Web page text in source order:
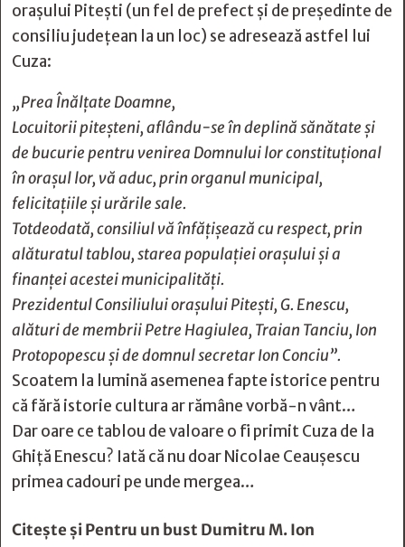
orașului Pitești (un fel de prefect și de președinte de
consiliu județean la un loc) se adresează astfel lui
Cuza:
„Prea Înălţate Doamne,
Locuitorii piteşteni, aflându-se în deplină sănătate şi
de bucurie pentru venirea Domnului lor constituţional
în oraşul lor, vă aduc, prin organul municipal,
felicitaţiile și urările sale.
Totdeodată, consiliul vă înfăţişează cu respect, prin
alăturatul tablou, starea populaţiei oraşului şi a
finanţei acestei municipalităţi.
Prezidentul Consiliului oraşului Piteşti, G. Enescu,
alături de membrii Petre Hagiulea, Traian Tanciu, Ion
Protopopescu și de domnul secretar Ion Conciu”.
Scoatem la lumină asemenea fapte istorice pentru
că fără istorie cultura ar rămâne vorbă-n vânt…
Dar oare ce tablou de valoare o fi primit Cuza de la
Ghiță Enescu? Iată că nu doar Nicolae Ceaușescu
primea cadouri pe unde mergea…
Citește șiPentru un bust Dumitru M. Ion